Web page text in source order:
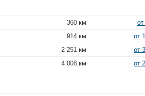
360 км
914 км
от
2 251 км
от
4 008 км от